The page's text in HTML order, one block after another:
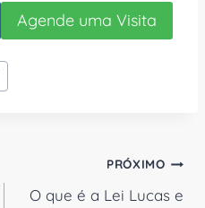
Agende uma Visita
PRÓXIMO
O que é a Lei Lucas e